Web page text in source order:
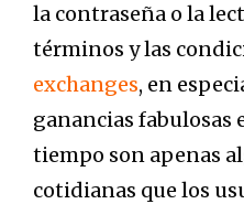
la contraseña o la
términos y las
exchanges, en
ganancias fabulosas
tiempo son apenas
cotidianas que los